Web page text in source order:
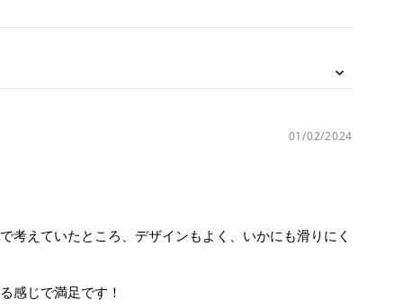
01/02/2024
えていたところ、デザインもよく、いかにも滑りにく
感じで満足です！